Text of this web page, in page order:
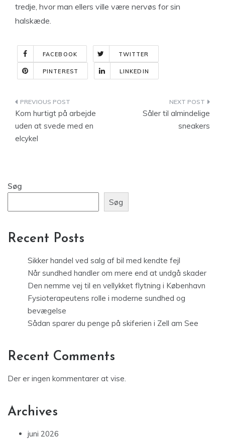
tredje, hvor man ellers ville være nervøs for sin
halskæde.
FACEBOOK TWITTER
PINTEREST LINKEDIN
Indlægsnavigation
Kom hurtigt på arbejde
uden at svede med en
elcykel
Såler til almindelige
sneakers
Søg
Søg
Recent Posts
Sikker handel ved salg af bil med kendte fejl
Når sundhed handler om mere end at undgå skader
Den nemme vej til en vellykket flytning i København
Fysioterapeutens rolle i moderne sundhed og
bevægelse
Sådan sparer du penge på skiferien i Zell am See
Recent Comments
Der er ingen kommentarer at vise.
Archives
juni 2026